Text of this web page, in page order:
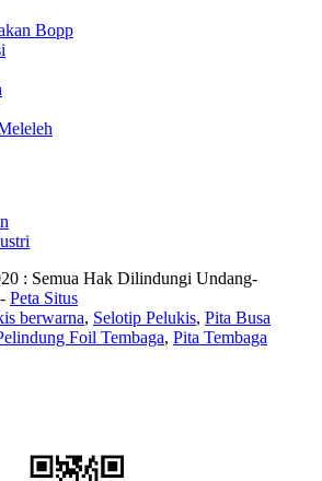
Bopp
: Semua Hak Dilindungi Undang-
- Peta Situs
berwarna, Selotip Pelukis, Pita Busa
Foil Tembaga, Pita Tembaga